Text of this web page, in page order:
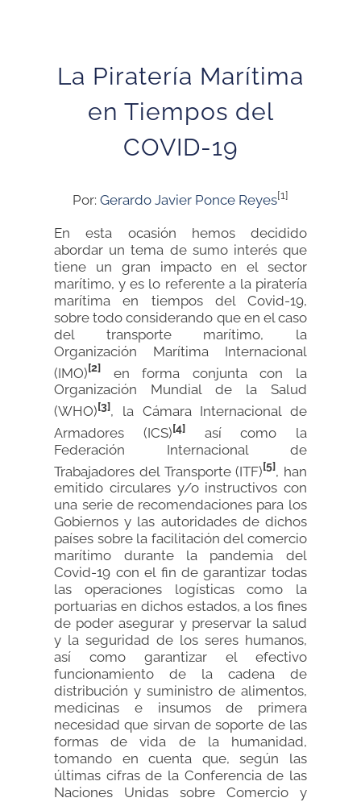
La Piratería Marítima
en Tiempos del
COVID-19
Por: Gerardo Javier Ponce Reyes[1]
En esta ocasión hemos decidido
abordar un tema de sumo interés que
tiene un gran impacto en el sector
marítimo, y es lo referente a la piratería
marítima en tiempos del Covid-19,
sobre todo considerando que en el caso
del transporte marítimo, la
Organización Marítima Internacional
(IMO) [2]
en forma conjunta con la
Organización Mundial de la Salud
(WHO)[3], la Cámara Internacional de
Armadores (ICS)[4]así como la
Federación Internacional de
Trabajadores del Transporte (ITF) [5], han
emitido circulares y/o instructivos con
una serie de recomendaciones para los
Gobiernos y las autoridades de dichos
países sobre la facilitación del comercio
marítimo durante la pandemia del
Covid-19 con el fin de garantizar todas
las operaciones logísticas como la
portuarias en dichos estados, a los fines
de poder asegurar y preservar la salud
y la seguridad de los seres humanos,
así como garantizar el efectivo
funcionamiento de la cadena de
distribución y suministro de alimentos,
medicinas e insumos de primera
necesidad que sirvan de soporte de las
formas de vida de la humanidad,
tomando en cuenta que, según las
últimas cifras de la Conferencia de las
Naciones Unidas sobre Comercio y